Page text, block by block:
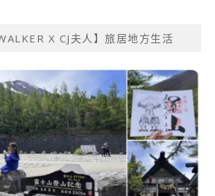
X CJ夫人】旅居地方生活